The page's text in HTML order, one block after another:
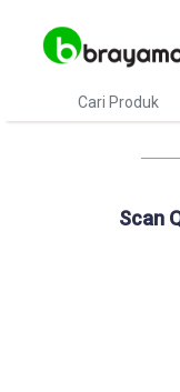
Scan